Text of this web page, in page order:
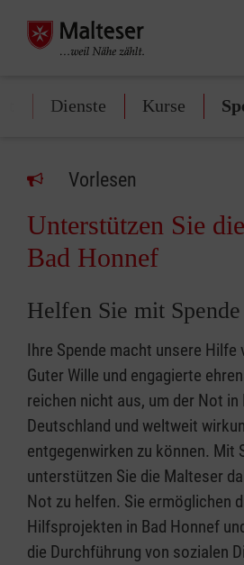
Dienste Kurse
Vorlesen
Unterstützen Sie
Bad Honnef
Helfen Sie mit
Ihre Spende macht unsere Hilfe
Guter Wille und engagierte
reichen nicht aus, um der Not in
Deutschland und weltweit
entgegenwirken zu können. Mit
unterstützen Sie die Malteser
Not zu helfen. Sie ermöglichen
Hilfsprojekten in Bad Honnef
die Durchführung von sozialen